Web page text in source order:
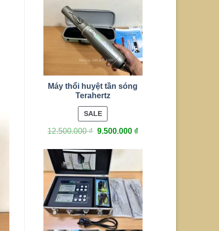
Máy thổi huyệt tần sóng
Terahertz
SALEPRODUCT
ON
SALE
12.500.000₫ 9.500.000 ₫